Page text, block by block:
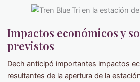
Impactos económicos y
previstos
Dech anticipó importantes impactos
resultantes de la apertura de la